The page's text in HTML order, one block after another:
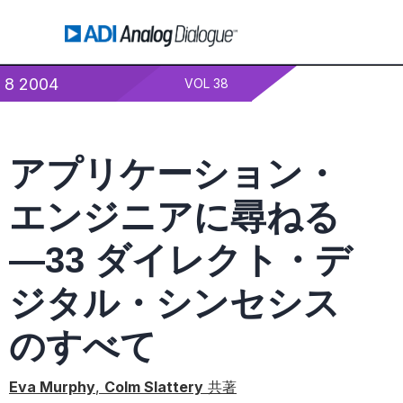
8 2004 VOL 38
アプリケーション・
エンジニアに尋ねる
―33 ダイレクト・デ
ジタル・シンセシス
のすべて
Eva Murphy, Colm Slattery 共著